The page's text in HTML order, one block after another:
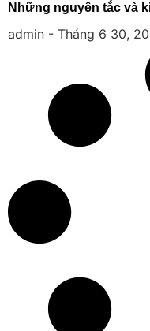
Những nguyên tắc và
admin Tháng 6 30,